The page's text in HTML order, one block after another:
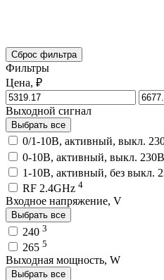
Сброс фильтра
Фильтры
Цена, ₽
Выходной сигнал
Выбрать все
0/1-10В, активный, выкл.
0-10В, активный, выкл. 230В
1-10В, активный, без выкл.
RF 2.4GHz 4
Входное напряжение, V
Выбрать все
240 3
265 5
Выходная мощность, W
Выбрать все